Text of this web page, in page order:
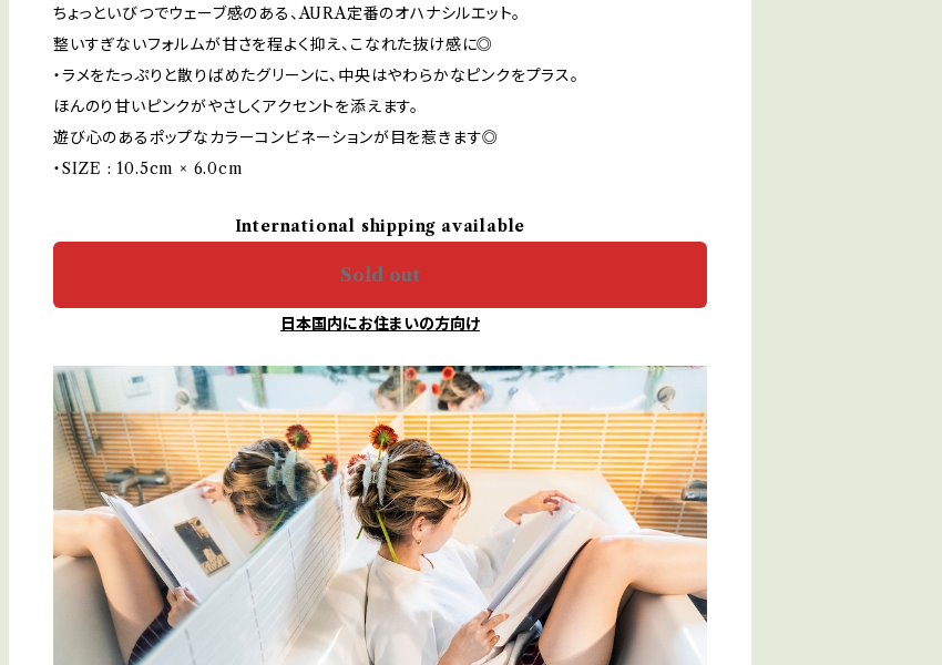
ちょっといびつでウェーブ感のある、AURA定番のオハナシルエット。
整いすぎないフォルムが甘さを程よく抑え、こなれた抜け感に◎
・ラメをたっぷりと散りばめたグリーンに、中央はやわらかなピンクをプラス。
ほんのり甘いピンクがやさしくアクセントを添えます。
遊び心のあるポップなカラーコンビネーションが目を惹きます◎
・SIZE : 10.5cm × 6.0cm
International shipping available
Sold out
日本国内にお住まいの方向け